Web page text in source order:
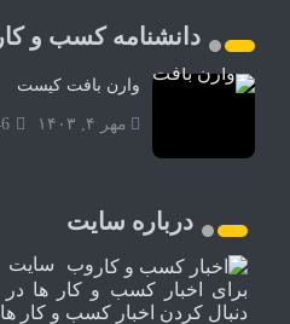
دانشنامه کسب و کار
وارن بافت کیست
مهر ۴, ۱۴۰۳
درباره سایت
وب سایت
برای اخبار کسب و کار ها
دنبال کردن اخبار کسب و کار ها